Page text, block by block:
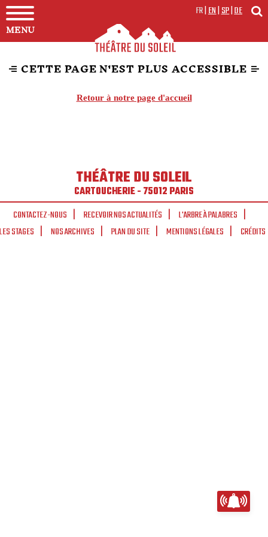
MENU
FR|EN|SP|DE
CETTE PAGE N'EST PLUS ACCESSIBLE
Retour à notre page d'accueil
THÉÂTRE DU SOLEIL
CARTOUCHERIE - 75012 PARIS
CONTACTEZ-NOUS
RECEVOIR NOS ACTUALITÉS
L'ARBRE À PALABRES
LES STAGES
NOS ARCHIVES PLAN DU SITE MENTIONS LÉGALES CRÉDITS